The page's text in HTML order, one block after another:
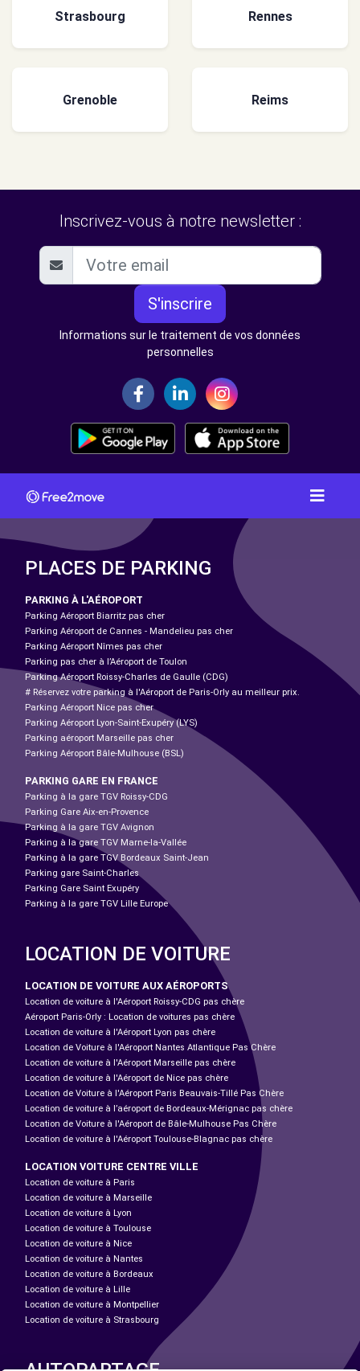
Strasbourg Rennes
Grenoble Reims
Inscrivez-vous à notre newsletter :
S'inscrire
Informations sur le traitement de vos données
personnelles
PLACES DE PARKING
PARKING À L'AÉROPORT
Parking Aéroport Biarritz pas cher
Parking Aéroport de Cannes - Mandelieu pas cher
Parking Aéroport Nîmes pas cher
Parking pas cher à l’Aéroport de Toulon
Parking Aéroport Roissy-Charles de Gaulle (CDG)
# Réservez votre parking à l'Aéroport de Paris-Orly au meilleur prix.
Parking Aéroport Nice pas cher
Parking Aéroport Lyon-Saint-Exupéry (LYS)
Parking aéroport Marseille pas cher
Parking Aéroport Bâle-Mulhouse (BSL)
PARKING GARE EN FRANCE
Parking à la gare TGV Roissy-CDG
Parking Gare Aix-en-Provence
Parking à la gare TGV Avignon
Parking à la gare TGV Marne-la-Vallée
Parking à la gare TGV Bordeaux Saint-Jean
Parking gare Saint-Charles
Parking Gare Saint Exupéry
Parking à la gare TGV Lille Europe
LOCATION DE VOITURE
LOCATION DE VOITURE AUX AÉROPORTS
Location de voiture à l'Aéroport Roissy-CDG pas chère
Aéroport Paris-Orly : Location de voitures pas chère
Location de voiture à l'Aéroport Lyon pas chère
Location de Voiture à l'Aéroport Nantes Atlantique Pas Chère
Location de voiture à l'Aéroport Marseille pas chère
Location de voiture à l'Aéroport de Nice pas chère
Location de Voiture à l'Aéroport Paris Beauvais-Tillé Pas Chère
Location de voiture à l’aéroport de Bordeaux-Mérignac pas chère
Location de Voiture à l'Aéroport de Bâle-Mulhouse Pas Chère
Location de voiture à l'Aéroport Toulouse-Blagnac pas chère
LOCATION VOITURE CENTRE VILLE
Location de voiture à Paris
Location de voiture à Marseille
Location de voiture à Lyon
Location de voiture à Toulouse
Location de voiture à Nice
Location de voiture à Nantes
Location de voiture à Bordeaux
Location de voiture à Lille
Location de voiture à Montpellier
Location de voiture à Strasbourg